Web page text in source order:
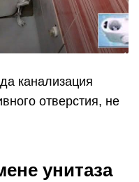
канализация
отверстия, не
унитаза